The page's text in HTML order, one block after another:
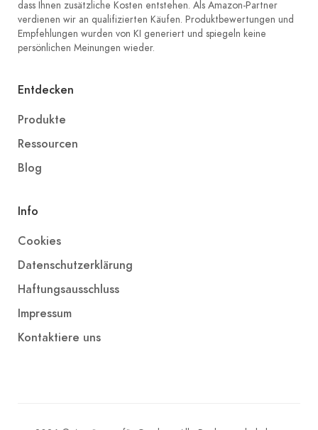
dass Ihnen zusätzliche Kosten entstehen. Als Amazon-Partner
verdienen wir an qualifizierten Käufen. Produktbewertungen und
Empfehlungen wurden von KI generiert und spiegeln keine
persönlichen Meinungen wieder.
Entdecken
Produkte
Ressourcen
Blog
Info
Cookies
Datenschutzerklärung
Haftungsausschluss
Impressum
Kontaktiere uns